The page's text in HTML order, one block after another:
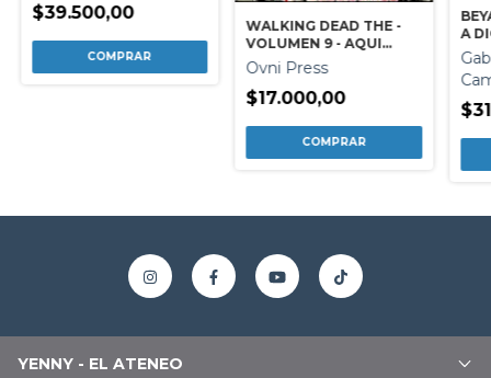
$39.500,00
WALKING DEAD THE -
VOLUMEN 9 - AQUI
SUBSISTIMOS
Ovni Press
$17.000,00
A
YENNY - EL ATENEO